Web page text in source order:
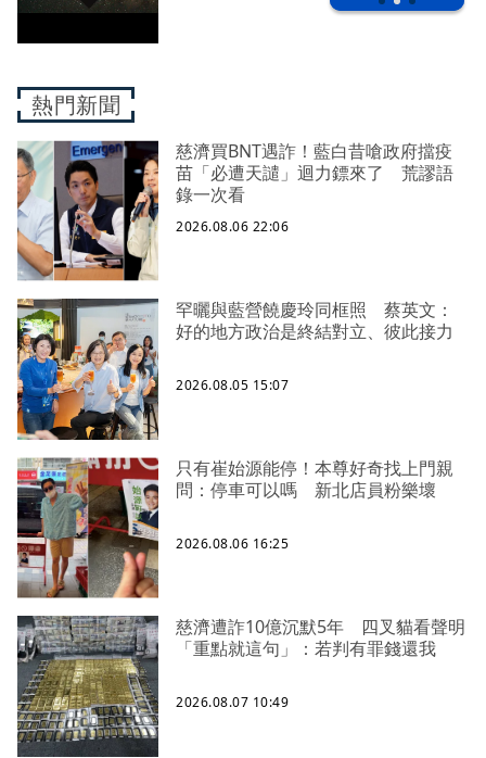
熱門新聞
慈濟買BNT遇詐！藍白昔嗆政府擋疫
苗「必遭天譴」迴力鏢來了 荒謬語
錄一次看
2026.08.06 22:06
罕曬與藍營饒慶玲同框照 蔡英文：
好的地方政治是終結對立、彼此接力
2026.08.05 15:07
只有崔始源能停！本尊好奇找上門親
問：停車可以嗎 新北店員粉樂壞
2026.08.06 16:25
慈濟遭詐10億沉默5年 四叉貓看聲明
「重點就這句」：若判有罪錢還我
2026.08.07 10:49